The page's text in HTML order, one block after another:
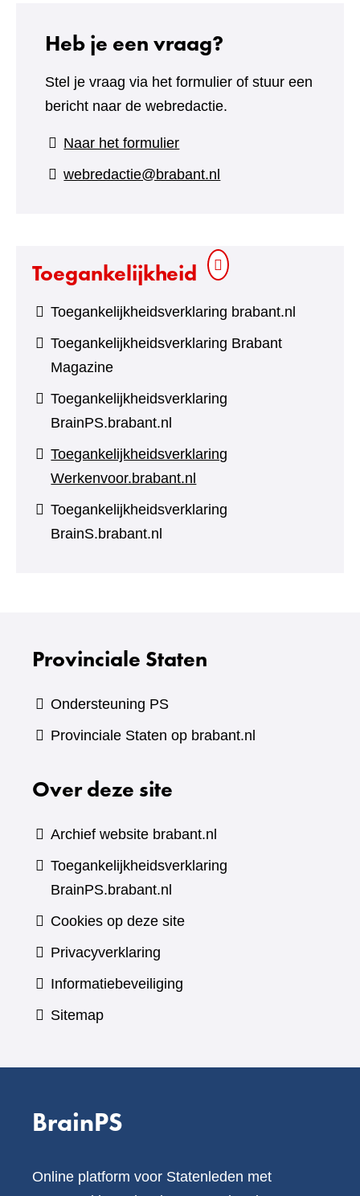
Heb je een vraag?
Stel je vraag via het formulier of stuur een
bericht naar de webredactie.
Naar het formulier(verwijst
naar
webredactie@brabant.nl
Toegankelijkheid
Toegankelijkheidsverklaring brabant.nl
Toegankelijkheidsverklaring Brabant
Magazine
Toegankelijkheidsverklaring
BrainPS.brabant.nl
Toegankelijkheidsverklaring
Werkenvoor.brabant.nl
Toegankelijkheidsverklaring
BrainS.brabant.nl
Provinciale Staten
Ondersteuning PS
Provinciale Staten op brabant.nl
Over deze site
Archief website brabant.nl
Toegankelijkheidsverklaring
BrainPS.brabant.nl
Cookies op deze site
Privacyverklaring
Informatiebeveiliging
Sitemap
BrainPS
Online platform voor Statenleden met